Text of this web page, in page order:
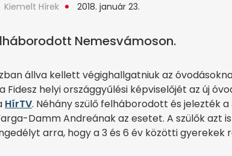
Kiemelt Hírek 2018. január 23.
Nemesvámoson.
állva kellett végighallgatniuk az
Fidesz helyi országgyűlési képviselőjét az új
HírTV. Néhány szülő felháborodott és jelezték
Damm Andreának az esetet. A szülők azt
arra, hogy a 3 és 6 év közötti gyerekek